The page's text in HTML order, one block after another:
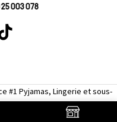
25 003 078
#1 Pyjamas, Lingerie et sous-
sexy.